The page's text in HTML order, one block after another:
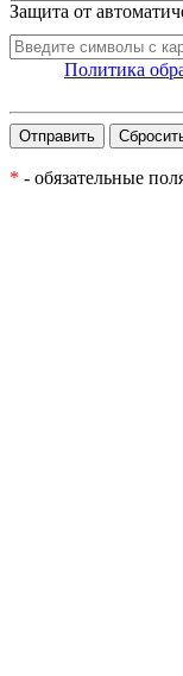
Защита от
Политика
* - обязательные